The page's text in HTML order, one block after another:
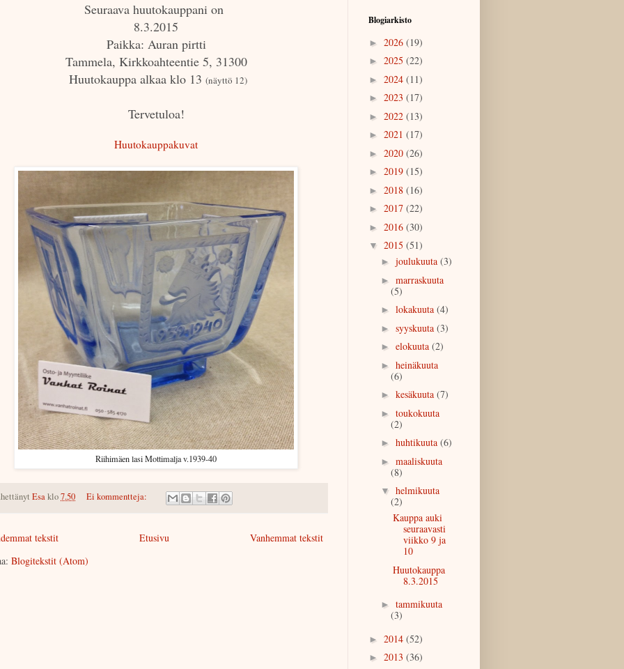
Seuraava huutokauppani on
8.3.2015
Paikka: Auran pirtti
Tammela, Kirkkoahteentie 5, 31300
Huutokauppa alkaa klo 13 (näyttö 12)
Tervetuloa!
Huutokauppakuvat
Riihimäen lasi Mottimalja v.1939-40
Esaklo7.50 Ei kommentteja:
tekstit Vanhemmat tekstit
Etusivu
Blogitekstit (Atom)
Blogiarkisto
► 2026 (19)
► 2025 (22)
► 2024 (11)
► 2023 (17)
► 2022 (13)
► 2021 (17)
► 2020 (26)
► 2019 (15)
► 2018 (16)
► 2017 (22)
► 2016 (30)
▼ 2015 (51)
► joulukuuta (3)
► marraskuuta
(5)
► lokakuuta (4)
► syyskuuta (3)
► elokuuta (2)
► heinäkuuta
(6)
► kesäkuuta (7)
► toukokuuta
(2)
► huhtikuuta (6)
► maaliskuuta
(8)
▼ helmikuuta
(2)
Kauppa auki
seuraavasti
viikko 9 ja
10
Huutokauppa
8.3.2015
► tammikuuta
(3)
► 2014 (52)
► 2013 (36)